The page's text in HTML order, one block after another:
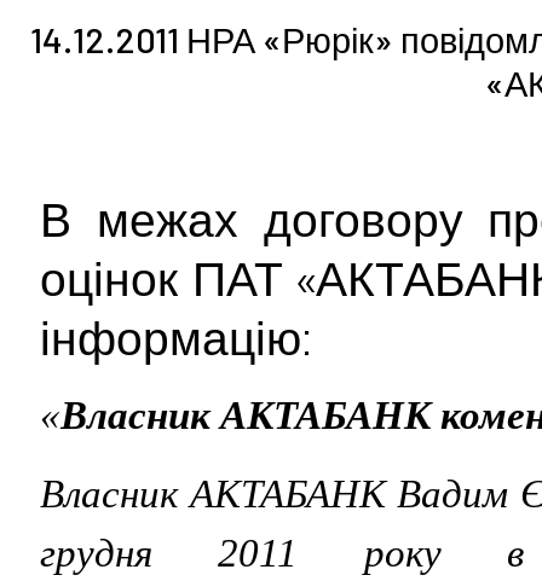
14.12.2011 НРА «Рюрік»
В межах договору
оцінок ПАТ
інформацію:
«Власник АКТАБАНК
Власник АКТАБАНК Вадим
грудня 2011 року в